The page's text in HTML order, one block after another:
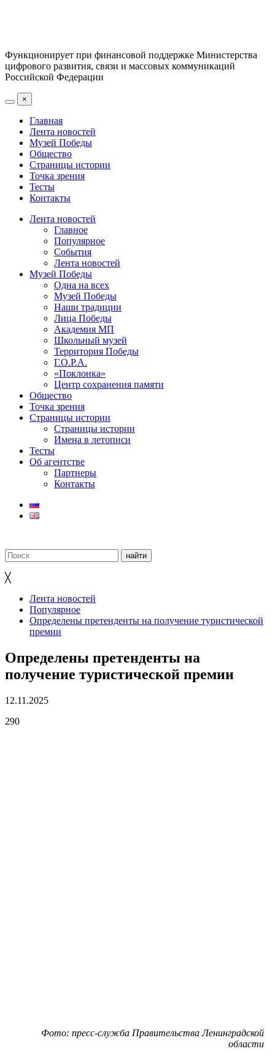
Функционирует при финансовой поддержке Министерства
цифрового развития, связи и массовых коммуникаций
Российской Федерации
×
Главная
Лента новостей
Музей Победы
Общество
Страницы истории
Точка зрения
Тесты
Контакты
Лента новостей
Главное
Популярное
События
Лента новостей
Музей Победы
Одна на всех
Музей Победы
Наши традиции
Лица Победы
Академия МП
Школьный музей
Территория Победы
Г.О.Р.А.
«Поклонка»
Центр сохранения памяти
Общество
Точка зрения
Страницы истории
Страницы истории
Имена в летописи
Тесты
Об агентстве
Партнеры
Контакты
╳
Лента новостей
Популярное
Определены претенденты на получение туристической
премии
Определены претенденты на
получение туристической премии
12.11.2025
290
Фото: пресс-служба Правительства Ленинградской
области